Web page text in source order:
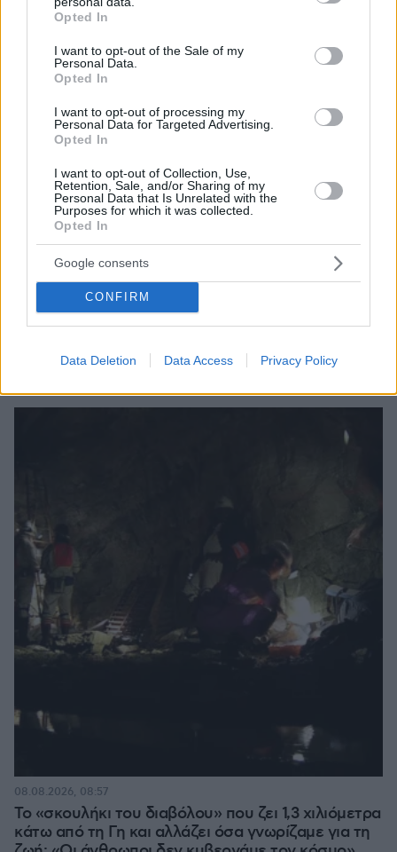
grant or deny consent to Google and its third-party tags to
use your data for below specified purposes in below Google
consent section.
Opted In
I want to opt-out of the Sale of my
Personal Data.
Opted In
I want to opt-out of processing my
Personal Data for Targeted Advertising.
Opted In
I want to opt-out of Collection, Use,
Retention, Sale, and/or Sharing of my
Personal Data that Is Unrelated with the
Purposes for which it was collected.
Opted In
Google consents
CONFIRM
Data Deletion Data Access Privacy Policy
το λιμάνι της Κέρκυρας λόγω μηχανικής βλάβης
πριν 24 λεπτά
πριν 24 λεπτά
Στουρνάρας στη Handelsblatt: Ευπρόσδεκτες οι ξένες
συμμετοχές στις ελληνικές τράπεζες – Τα σενάρια
εξαγορών
πριν 28 λεπτά
Πίεση: Το νόστιμο «βασιλικό» φρούτο που τη ρίχνει
χαμηλά
πριν 33 λεπτά
ΔΕΙΤΕ ΟΛΕΣ ΤΙΣ ΕΙΔΗΣΕΙΣ
Το «σκουλήκι του διαβόλου» που ζει 1,3 χιλιόμετρα
κάτω από τη Γη και αλλάζει όσα γνωρίζαμε για τη
08.08.2026, 08:57